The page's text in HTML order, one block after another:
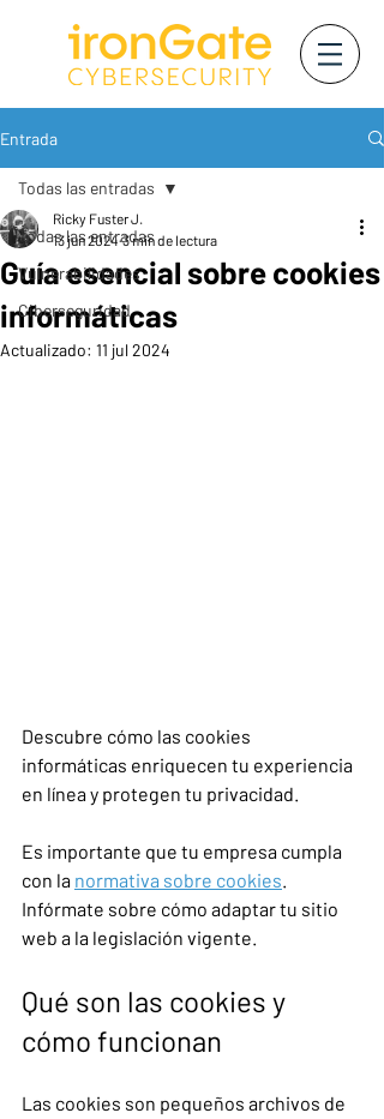
Entrada
Todas las entradas
Vulnerabilidades
Ciberseguridad
Todas las entradas
Guía esencial sobre cookies
informáticas
Ricky Fuster J.
13 jun 2024 3 min de lectura
Actualizado: 11 jul 2024
Descubre cómo las cookies
informáticas enriquecen tu experiencia
en línea y protegen tu privacidad.
Es importante que tu empresa cumpla
con la normativa sobre cookies.
Infórmate sobre cómo adaptar tu sitio
web a la legislación vigente.
Qué son las cookies y
cómo funcionan
Las cookies son pequeños archivos de